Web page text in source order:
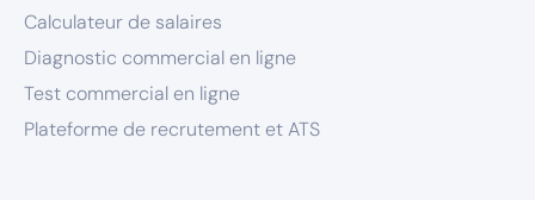
Calculateur de salaires
Diagnostic commercial en ligne
Test commercial en ligne
Plateforme de recrutement et ATS